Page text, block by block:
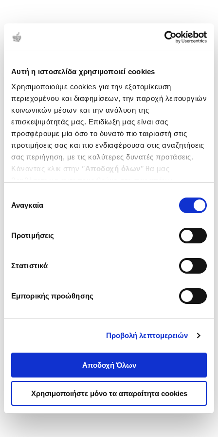
Αυτή η ιστοσελίδα χρησιμοποιεί cookies
Χρησιμοποιούμε cookies για την εξατομίκευση
περιεχομένου και διαφημίσεων, την παροχή λειτουργιών
κοινωνικών μέσων και την ανάλυση της
επισκεψιμότητάς μας. Επιδίωξη μας είναι σας
προσφέρουμε μία όσο το δυνατό πιο ταιριαστή στις
προτιμήσεις σας και πιο ενδιαφέρουσα στις αναζητήσεις
σας περιήγηση, με τις καλύτερες δυνατές προτάσεις.
Κάνοντας κλικ στην ‘’Αποδοχή όλων’’ θα μας
ενδιαφέρουν και να επιλέξετε από τα παρακάτω με την
΄΄και να ενημερωθείτε σχετικά με
συγκατάθεσης
Αναγκαία
Προτιμήσεις
Στατιστικά
Εμπορικής προώθησης
Προβολή λεπτομερειών
Αποδοχή Όλων
Χρησιμοποιήστε μόνο τα απαραίτητα cookies